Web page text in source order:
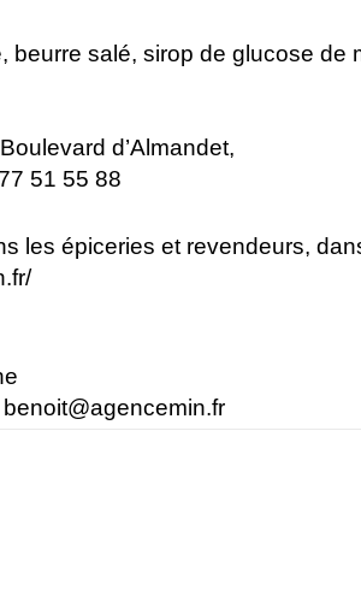
beurre salé, sirop de glucose
d’Almandet,
51 55 88
les épiceries et revendeurs,